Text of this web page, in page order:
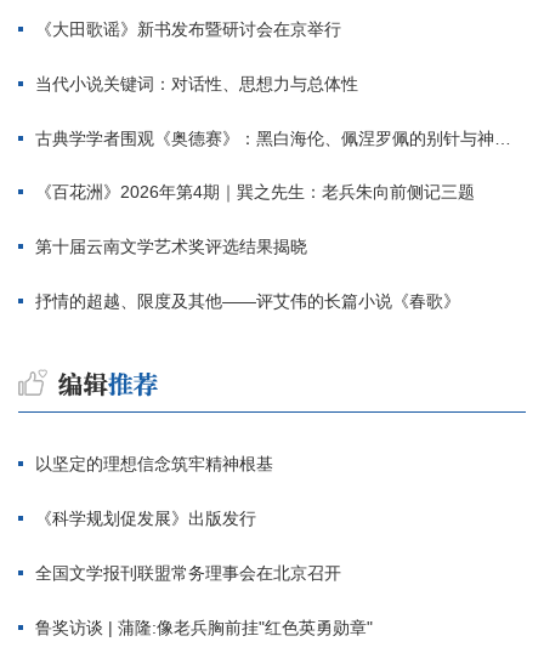
《大田歌谣》新书发布暨研讨会在京举行
当代小说关键词：对话性、思想力与总体性
古典学学者围观《奥德赛》：黑白海伦、佩涅罗佩的别针与神秘入侵者
《百花洲》2026年第4期｜巽之先生：老兵朱向前侧记三题
第十届云南文学艺术奖评选结果揭晓
抒情的超越、限度及其他——评艾伟的长篇小说《春歌》
以坚定的理想信念筑牢精神根基
《科学规划促发展》出版发行
全国文学报刊联盟常务理事会在北京召开
鲁奖访谈 | 蒲隆:像老兵胸前挂"红色英勇勋章"